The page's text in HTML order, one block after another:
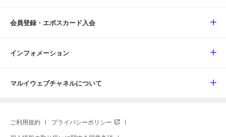
会員登録・エポスカード入会
インフォメーション
マルイウェブチャネルについて
ご利用規約 プライバシーポリシー